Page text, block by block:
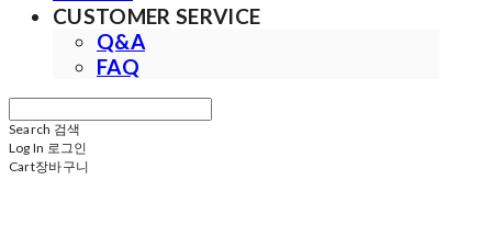
CUSTOMER SERVICE
Q&A
FAQ
Search 검색
Log In 로그인
Cart장바구니